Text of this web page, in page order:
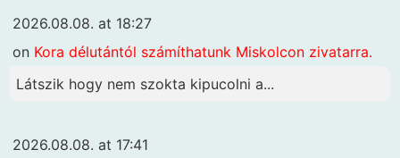
2026.08.08. at 18:27
on Kora délutántól számíthatunk Miskolcon zivatarra.
Látszik hogy nem szokta kipucolni a...
2026.08.08. at 17:41